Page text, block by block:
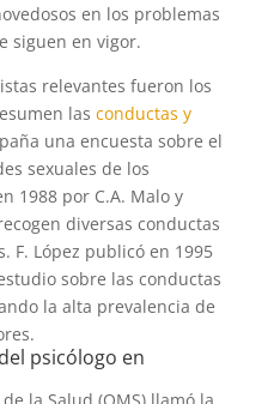
en los problemas
siguen en vigor.
relevantes fueron los
las conductas y
una encuesta sobre el
sexuales de los
1988 por C.A. Malo y
diversas conductas
F. López publicó en 1995
sobre las conductas
la alta prevalencia de
psicólogo en
la Salud (OMS) llamó la